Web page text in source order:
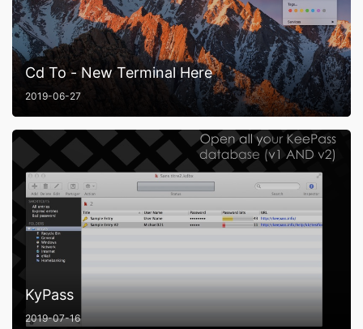
Cd To - New Terminal Here
2019-06-27
KyPass
2019-07-16